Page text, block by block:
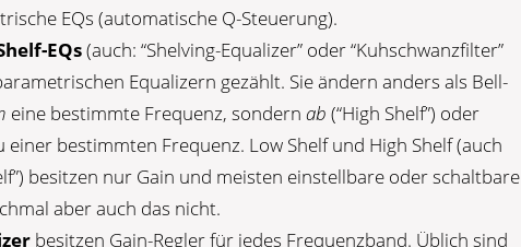
EQs (automatische Q-Steuerung).
EQs(auch: “Shelving-Equalizer” oder “Kuhschwanzfilter”
Equalizern gezählt. Sie ändern anders als Bell-
eine bestimmte Frequenz, sondernab (“High Shelf”) oder
einer bestimmten Frequenz. Low Shelf und High Shelf (auch
besitzen nur Gain und meisten einstellbare oder schaltbare
aber auch das nicht.
besitzen Gain-Regler für jedes Frequenzband. Üblich sind